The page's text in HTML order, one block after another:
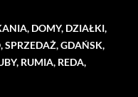
DOMY, DZIAŁKI,
GDAŃSK,
RUMIA, REDA,